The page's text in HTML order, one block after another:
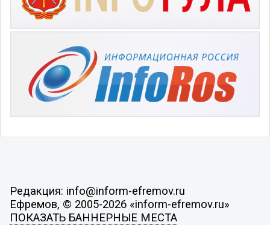
Редакция: info@inform-efremov.ru
Ефремов, © 2005-2026 «inform-efremov.ru»
ПОКАЗАТЬ БАННЕРНЫЕ МЕСТА